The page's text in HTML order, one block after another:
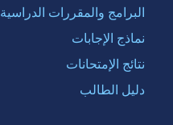
البرامج والمقررات الدراسية
نماذج الإجابات
نتائج الإمتحانات
دليل الطالب